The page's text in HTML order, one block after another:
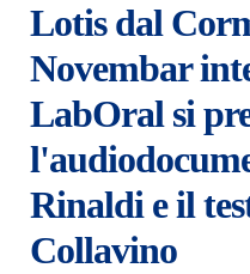
Lotis dal
Novembar
LabOral si
Rinaldi e il
Collavino